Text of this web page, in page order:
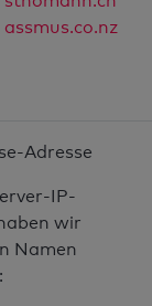
assmus.co.nz
Adresse
IP-
wir
Namen